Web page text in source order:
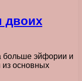
двоих
больше эйфории и
из основных